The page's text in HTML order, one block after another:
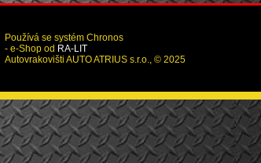
Používá se systém Chronos
- e-Shop od RA-LIT
Autovrakovišti AUTO ATRIUS s.r.o., © 2025